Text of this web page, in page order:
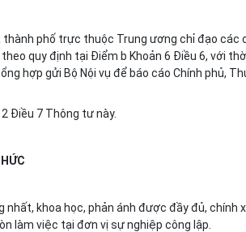
thành phố trực thuộc Trung ương chỉ đạo các
quy định tại Điểm b Khoản 6 Điều 6, với
hợp gửi Bộ Nội vụ để báo cáo Chính phủ,
Điều 7 Thông tư này.
khoa học, phản ánh được đầy đủ, chính
làm việc tại đơn vị sự nghiệp công lập.